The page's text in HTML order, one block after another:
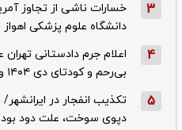
3
خسارات ناشی از تجاوز
دانشگاه علوم پزشکی
4
اعلام جرم دادستانی
بی‌رحم و کودتای دی‌ ۱۴۰۴ و جنگ رمضان
5
تکذیب ‌انفجار در
دپوی سوخت، علت دود بود